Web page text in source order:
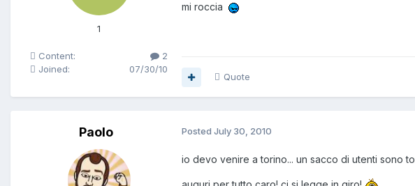
1
Content:
2
Joined:
07/30/10
mi roccia
Quote
Paolo Posted July 30, 2010
io devo venire a torino... un sacco di utenti sono